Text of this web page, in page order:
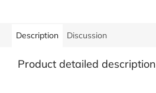
Description Discussion
Product detailed description